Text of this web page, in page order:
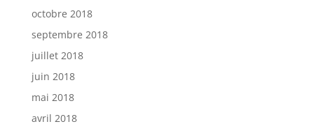
octobre 2018
septembre 2018
juillet 2018
juin 2018
mai 2018
avril 2018